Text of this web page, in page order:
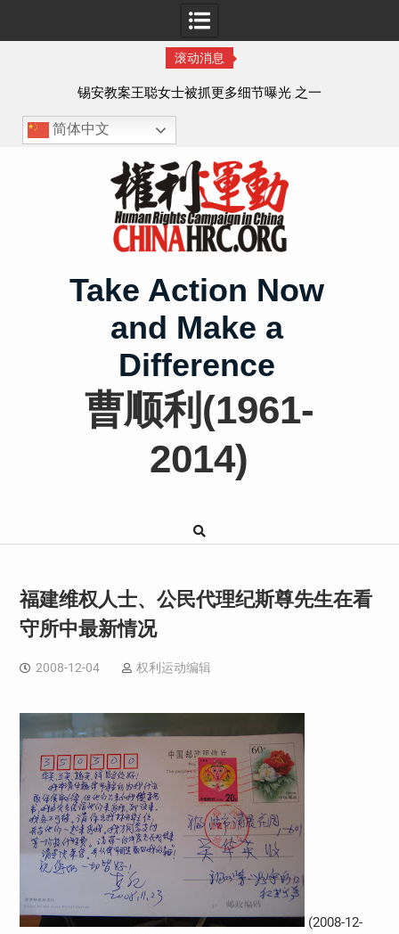
滚动消息
锡安教案王聪女士被抓更多细节曝光 之一
简体中文
Take Action Now
and Make a
Difference
曹顺利(1961-
2014)
福建维权人士、公民代理纪斯尊先生在看
守所中最新情况
2008-12-04 权利运动编辑
(2008-12-